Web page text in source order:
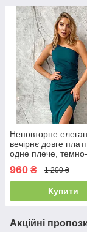
Неповторне
вечірнє довге
одне плече,
960 ₴ 1 200 ₴
Купити
Акційні